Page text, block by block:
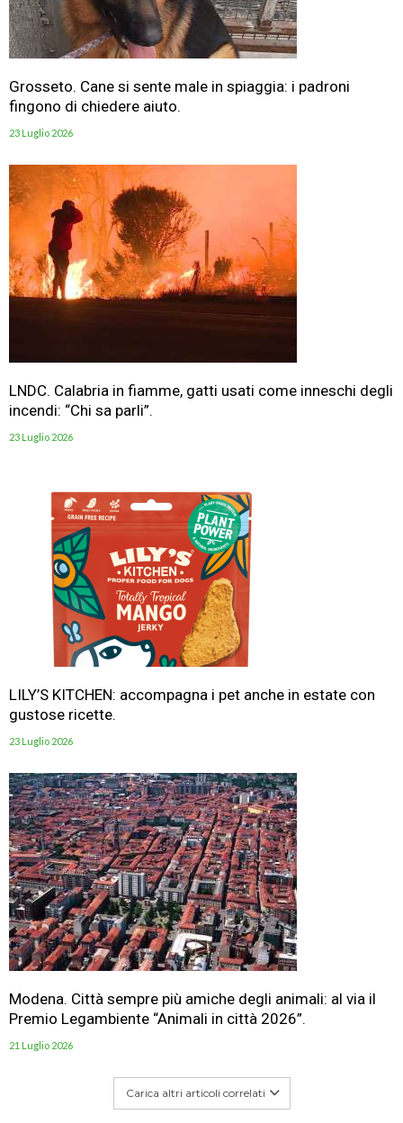
Grosseto. Cane si sente male in spiaggia: i padroni
fingono di chiedere aiuto.
23 Luglio 2026
LNDC. Calabria in fiamme, gatti usati come inneschi degli
incendi: “Chi sa parli”.
23 Luglio 2026
LILY’S KITCHEN: accompagna i pet anche in estate con
gustose ricette.
23 Luglio 2026
Modena. Città sempre più amiche degli animali: al via il
Premio Legambiente “Animali in città 2026”.
21 Luglio 2026
Carica altri articoli correlati